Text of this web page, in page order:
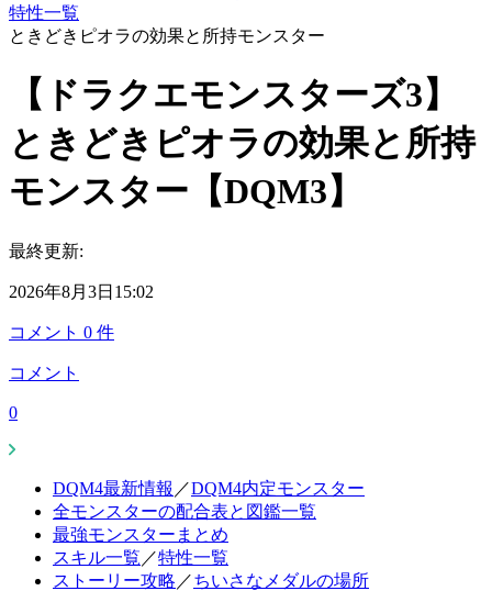
特性一覧
ときどきピオラの効果と所持モンスター
【ドラクエモンスターズ3】
ときどきピオラの効果と所持
モンスター【DQM3】
最終更新:
2026年8月3日15:02
コメント 0 件
コメント
0
DQM4最新情報 ／DQM4内定モンスター
全モンスターの配合表と図鑑一覧
最強モンスターまとめ
スキル一覧 ／特性一覧
ストーリー攻略 ／ちいさなメダルの場所